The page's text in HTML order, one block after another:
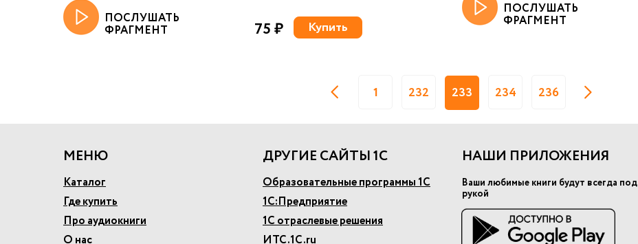
ПОСЛУШАТЬ
ФРАГМЕНТ 75 ₽ Купить
ПОСЛУШАТЬ
ФРАГМЕНТ
1 232 233 234 236
МЕНЮ
Каталог
Где купить
Про аудиокниги
О нас
ДРУГИЕ САЙТЫ 1С
Образовательные программы 1С
1С:Предприятие
1С отраслевые решения
ИТС.1С.ru
НАШИ ПРИЛОЖЕНИЯ
Ваши любимые книги будут всегда под
рукой